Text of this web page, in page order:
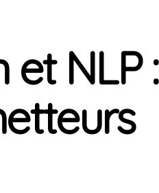
et NLP :